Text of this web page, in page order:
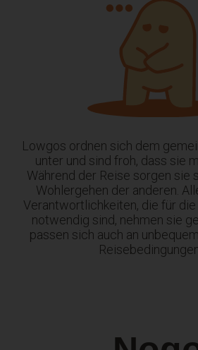
Lowgos ordnen sich dem
unter und sind froh, dass sie
Während der Reise sorgen sie
Wohlergehen der anderen.
Verantwortlichkeiten, die für
notwendig sind, nehmen sie
passen sich auch an